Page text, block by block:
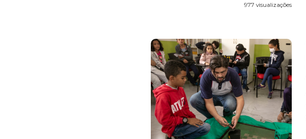
977 visualizações